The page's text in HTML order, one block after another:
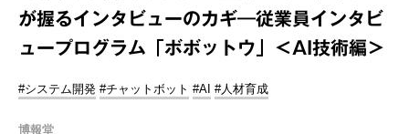
が握るインタビューのカギ―従業員インタビ
ュープログラム「ボボットウ」＜AI技術編＞
#システム開発 #チャットボット #AI #人材育成
博報堂